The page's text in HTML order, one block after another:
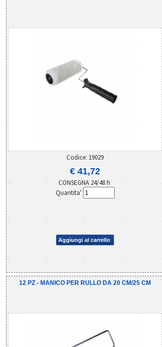
Codice: 19029
€ 41,72
CONSEGNA 24/48 h
Quantita'
Aggiungi al carrello
12 PZ - MANICO PER RULLO DA 20 CM/25 CM